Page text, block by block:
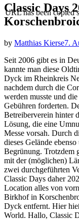
Classic Days
by Matthias Kierse7.
Seit 2006 gibt es in
kannte man diese
Dyck im Rheinkreis
nachdem durch die
werden musste und
Gebühren forderten.
Betreiberverein hinter
Lösung, die eine
Messe vorsah. Durch
dieses Gelände
Begrünung. Trotzdem
mit der (möglichen)
zwei durchgeführten
Classic Days daher
Location alles von
Birkhof in
Dyck entfernt. Hier
World. Hallo, Classic
URL has been copied